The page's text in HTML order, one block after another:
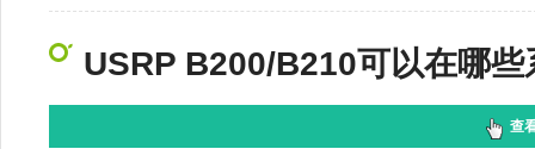
USRP B200/B210可以在哪些
查